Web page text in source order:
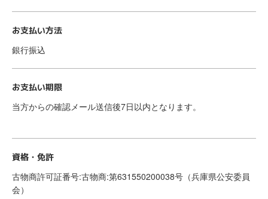
お支払い方法
銀行振込
お支払い期限
当方からの確認メール送信後7日以内となります。
資格・免許
古物商許可証番号:古物商:第631550200038号（兵庫県公安委員
会）